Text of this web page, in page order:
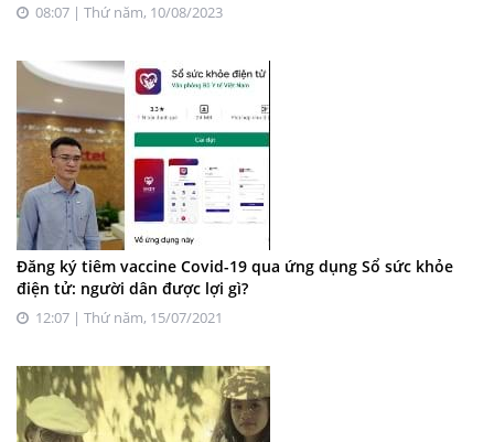
08:07 | Thứ năm, 10/08/2023
Đăng ký tiêm vaccine Covid-19 qua ứng dụng Sổ sức khỏe
điện tử: người dân được lợi gì?
12:07 | Thứ năm, 15/07/2021